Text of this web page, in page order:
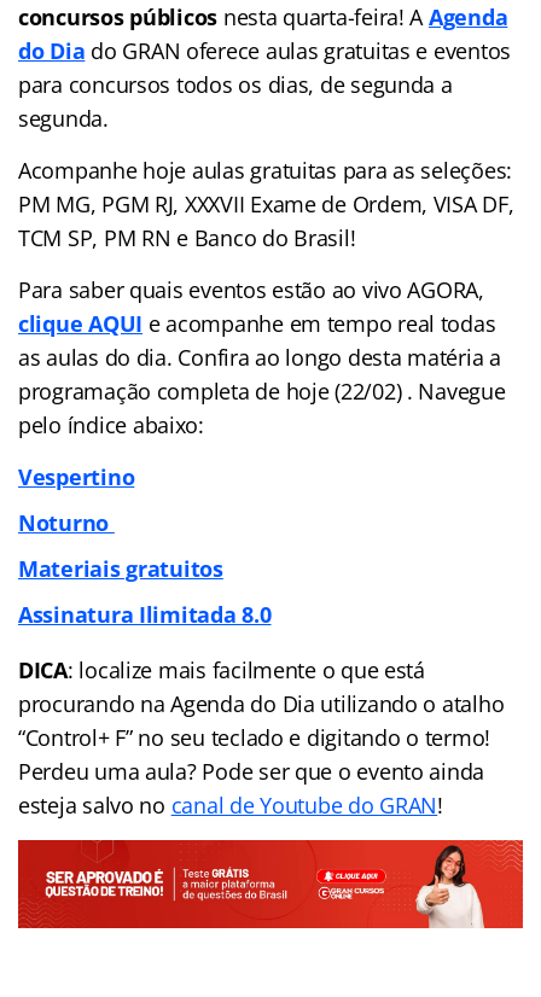
concursos públicos nesta quarta-feira! AAgenda
do Dia do GRAN oferece aulas gratuitas e eventos
para concursos todos os dias, de segunda a
segunda.
Acompanhe hoje aulas gratuitas para as seleções:
PM MG, PGM RJ, XXXVII Exame de Ordem, VISA DF,
TCM SP, PM RN e Banco do Brasil!
Para saber quais eventos estão ao vivo AGORA,
clique AQUI e acompanhe em tempo real todas
as aulas do dia. Confira ao longo desta matéria a
programação completa de hoje (22/02) . Navegue
pelo índice abaixo:
Vespertino
Noturno
Materiais gratuitos
Assinatura Ilimitada 8.0
DICA: localize mais facilmente o que está
procurando na Agenda do Dia utilizando o atalho
“Control+ F” no seu teclado e digitando o termo!
Perdeu uma aula? Pode ser que o evento ainda
esteja salvo no canal de Youtube do GRAN!